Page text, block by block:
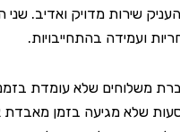
שירות מדויק ואדיב. שני
בהתחייבויות.
שלא עומדת בזמנים
מגיעה בזמן מאבדת